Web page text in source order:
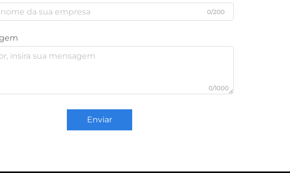
0/200
0/1000
Enviar